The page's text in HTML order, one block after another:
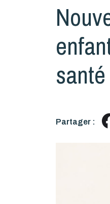
santé
Partager :